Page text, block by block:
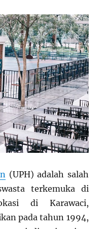
(UPH) adalah salah
terkemuka di
di Karawaci,
pada tahun 1994,